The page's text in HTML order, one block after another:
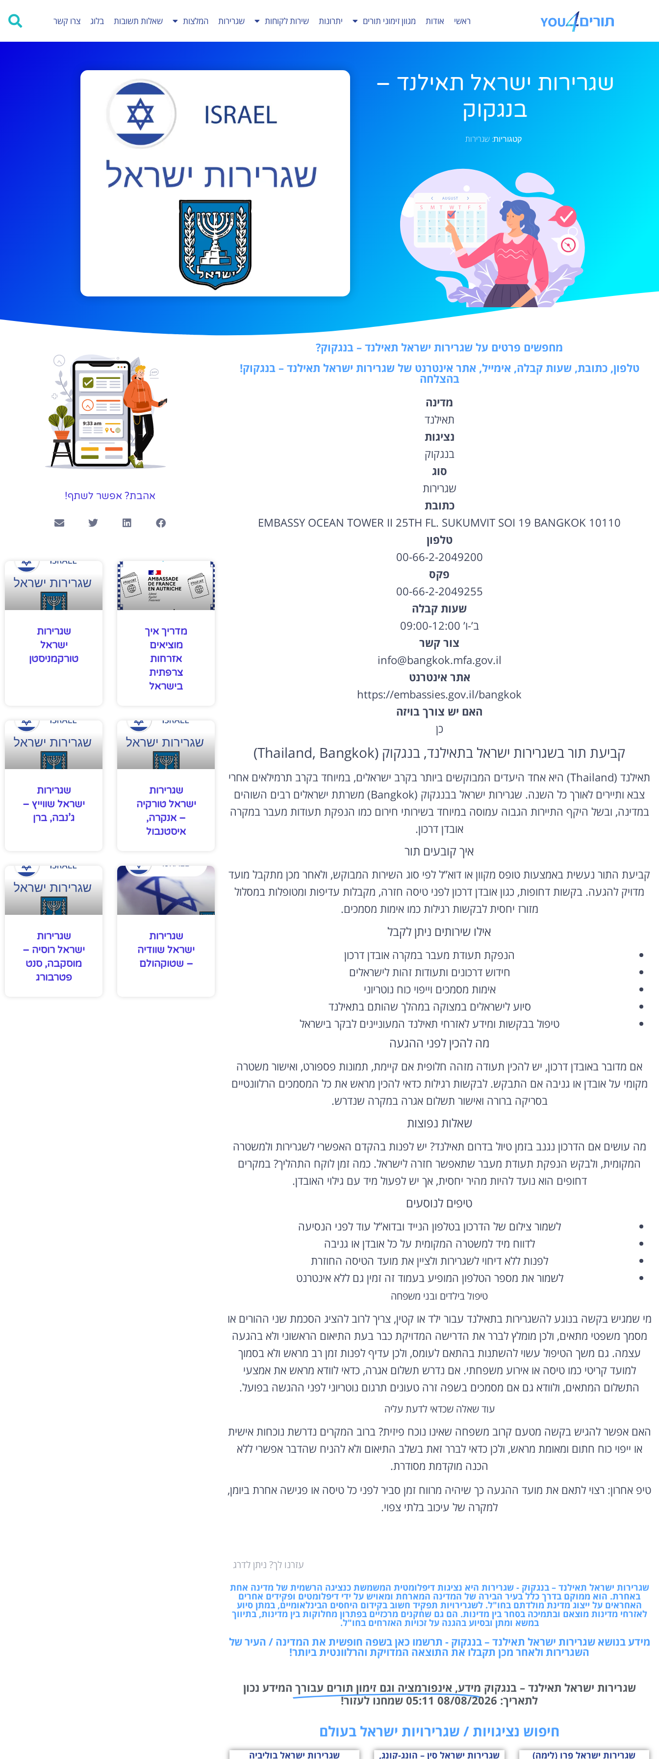
ראשי אודות מגוון זימוני תורים יתרונות שירות לקוחות שגרירות המלצות שאלות תשובות בלוג צרו קשר
שגרירות ישראל תאילנד –
בנגקוק
קטגוריות: שגרירות
מחפשים פרטים על שגרירות ישראל תאילנד – בנגקוק?
טלפון, כתובת, שעות קבלה, אימייל, אתר אינטרנט של שגרירות ישראל תאילנד – בנגקוק!
בהצלחה
מדינה
תאילנד
נציגות
בנגקוק
סוג
שגרירות
כתובת
EMBASSY OCEAN TOWER II 25TH FL. SUKUMVIT SOI 19 BANGKOK 10110
טלפון
00-66-2-2049200
פקס
00-66-2-2049255
שעות קבלה
ב’-ו’ 09:00-12:00
צור קשר
info@bangkok.mfa.gov.il
אתר אינטרנט
https://embassies.gov.il/bangkok
האם יש צורך בויזה
כן
קביעת תור בשגרירות ישראל בתאילנד, בנגקוק (Thailand, Bangkok)
תאילנד (Thailand) היא אחד היעדים המבוקשים ביותר בקרב ישראלים, במיוחד בקרב תרמילאים אחרי
צבא ותיירים לאורך כל השנה. שגרירות ישראל בבנגקוק (Bangkok) משרתת ישראלים רבים השוהים
במדינה, ובשל היקף התיירות הגבוה עמוסה במיוחד בשירותי חירום כמו הנפקת תעודות מעבר במקרה
אובדן דרכון.
איך קובעים תור
קביעת התור נעשית באמצעות טופס מקוון או דוא”ל לפי סוג השירות המבוקש, ולאחר מכן מתקבל מועד
מדויק להגעה. בקשות דחופות, כגון אובדן דרכון לפני טיסה חזרה, מקבלות עדיפות ומטופלות במסלול
מזורז יחסית לבקשות רגילות כמו אימות מסמכים.
אילו שירותים ניתן לקבל
הנפקת תעודת מעבר במקרה אובדן דרכון
חידוש דרכונים ותעודות זהות לישראלים
אימות מסמכים וייפוי כוח נוטריוני
סיוע לישראלים במצוקה במהלך שהותם בתאילנד
טיפול בבקשות ומידע לאזרחי תאילנד המעוניינים לבקר בישראל
מה להכין לפני ההגעה
אם מדובר באובדן דרכון, יש להכין תעודה מזהה חלופית אם קיימת, תמונות פספורט, ואישור משטרה
מקומי על אובדן או גניבה אם התבקש. לבקשות רגילות כדאי להכין מראש את כל המסמכים הרלוונטיים
בסריקה ברורה ואישור תשלום אגרה במקרה שנדרש.
שאלות נפוצות
מה עושים אם הדרכון נגנב בזמן טיול בדרום תאילנד? יש לפנות בהקדם האפשרי לשגרירות ולמשטרה
המקומית, ולבקש הנפקת תעודת מעבר שתאפשר חזרה לישראל. כמה זמן לוקח התהליך? במקרים
דחופים הוא נועד להיות מהיר יחסית, אך יש לפעול מיד עם גילוי האובדן.
טיפים לנוסעים
לשמור צילום של הדרכון בטלפון הנייד ובדוא”ל עוד לפני הנסיעה
לדווח מיד למשטרה המקומית על כל אובדן או גניבה
לפנות ללא דיחוי לשגרירות ולציין את מועד הטיסה החוזרת
לשמור את מספר הטלפון המופיע בעמוד זה זמין גם ללא אינטרנט
טיפול בילדים ובני משפחה
מי שמגיש בקשה בנוגע להשגרירות בתאילנד עבור ילד או קטין, צריך לרוב להציג הסכמת שני ההורים או
מסמך משפטי מתאים, ולכן מומלץ לברר את הדרישה המדויקת כבר בעת התיאום הראשוני ולא בהגעה
עצמה. גם משך הטיפול עשוי להשתנות בהתאם לעומס, ולכן עדיף לפנות זמן רב מראש ולא בסמוך
למועד קריטי כמו טיסה או אירוע משפחתי. אם נדרש תשלום אגרה, כדאי לוודא מראש את אמצעי
התשלום המתאים, ולוודא גם אם מסמכים בשפה זרה טעונים תרגום נוטריוני לפני ההגשה בפועל.
עוד שאלה שכדאי לדעת עליה
האם אפשר להגיש בקשה מטעם קרוב משפחה שאינו נוכח פיזית? ברוב המקרים נדרשת נוכחות אישית
או ייפוי כוח חתום ומאומת מראש, ולכן כדאי לברר זאת בשלב התיאום ולא להניח שהדבר אפשרי ללא
הכנה מוקדמת מסודרת.
טיפ אחרון: רצוי לתאם את מועד ההגעה כך שיהיה מרווח זמן סביר לפני כל טיסה או פגישה אחרת ביומן,
למקרה של עיכוב בלתי צפוי.
עזרנו לך? ניתן לדרג
שגרירות ישראל תאילנד – בנגקוק - שגרירות היא נציגות דיפלומטית המשמשת כנציגה הרשמית של מדינה אחת
באחרת. הוא ממוקם בדרך כלל בעיר הבירה של המדינה המארחת ומאויש על ידי דיפלומטים ופקידים אחרים
האחראים על ייצוג מדינת מולדתם בחו"ל. לשגרירויות תפקיד חשוב בקידום היחסים הבינלאומיים, במתן סיוע
לאזרחי מדינות מוצאם ובתמיכה בסחר בין מדינות. הם גם שחקנים מרכזיים בפתרון מחלוקות בין מדינות, בתיווך
במשא ומתן ובסיוע בהגנה על זכויות האזרחים בחו"ל.
מידע בנושא שגרירות ישראל תאילנד – בנגקוק - תרשמו כאן בשפה חופשית את המדינה / העיר של
השגרירות ולאחר מכן תקבלו את התוצאה המדויקת והרלוונטית ביותר!
שגרירות ישראל תאילנד – בנגקוק מידע, אינפורמציה וגם זימון תורים עבורך המידע נכון
לתאריך: 08/08/2026 05:11 שמחנו לעזור!
חיפוש נציגויות / שגרירויות ישראל בעולם
שגרירות ישראל פרו (לימה) שגרירות ישראל סין – הונג-קונג, שגרירות ישראל בוליביה
אהבת? אפשר לשתף!
מדריך איך
מוציאים
אזרחות
צרפתית
בישראל
שגרירות
ישראל
טורקמניסטן
שגרירות
ישראל טורקיה
– אנקרה,
איסטנבול
שגרירות
ישראל שווייץ –
ג’נבה, ברן
שגרירות
ישראל שוודיה
– שטוקהולם
שגרירות
ישראל רוסיה –
מוסקבה, סנט
פטרבורג